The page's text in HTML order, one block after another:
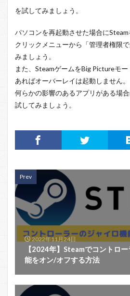
を試してみましょう。
パソコンを再起動させた場合に
クリックメニューから「管理者権限
みましょう。
また、SteamゲームをBig Pictureモ
あればオーバーレイは起動しません。
何らかの影響のあるアプリがある場
試してみましょう。
Prev
2022年11月24日
【2024年】Steamでコントロ
能をオン/オフする方法